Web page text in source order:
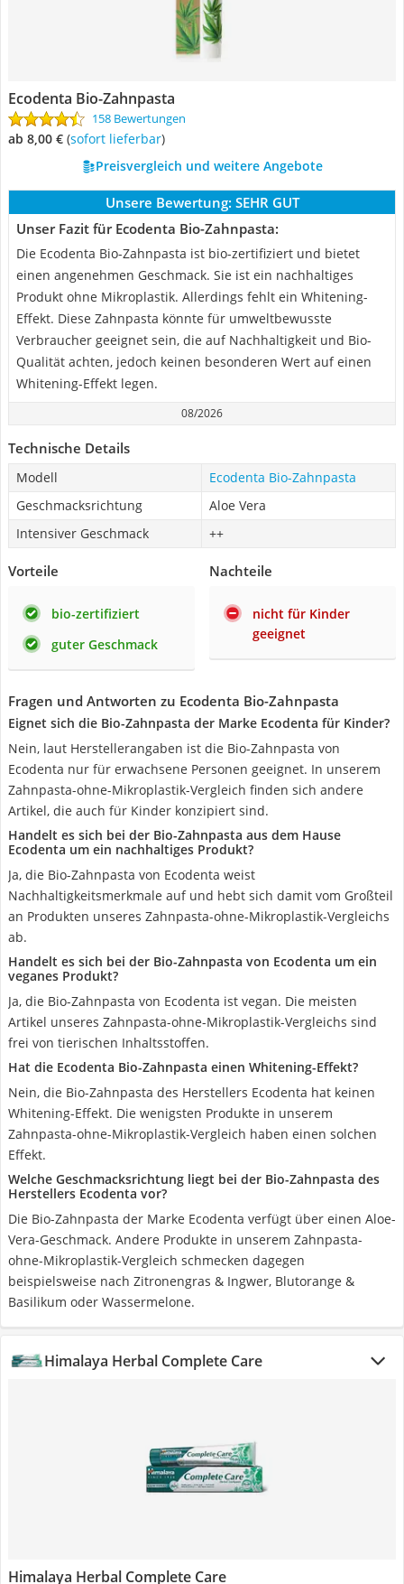
Ecodenta Bio-Zahnpasta
158 Bewertungen
ab 8,00 € ( Sofort lieferbar)
Preisvergleich und weitere Angebote
Unsere Bewertung: SEHR GUT
Unser Fazit für Ecodenta Bio-Zahnpasta:
Die Ecodenta Bio-Zahnpasta ist bio-zertifiziert und bietet
einen angenehmen Geschmack. Sie ist ein nachhaltiges
Produkt ohne Mikroplastik. Allerdings fehlt ein Whitening-
Effekt. Diese Zahnpasta könnte für umweltbewusste
Verbraucher geeignet sein, die auf Nachhaltigkeit und Bio-
Qualität achten, jedoch keinen besonderen Wert auf einen
Whitening-Effekt legen.
08/2026
Technische Details
Modell
Ecodenta Bio-Zahnpasta
Geschmacksrichtung
Aloe Vera
Intensiver Geschmack
++
Vorteile
bio-zertifiziert
guter Geschmack
Nachteile
nicht für Kinder
geeignet
Fragen und Antworten zu Ecodenta Bio-Zahnpasta
Eignet sich die Bio-Zahnpasta der Marke Ecodenta für Kinder?
Nein, laut Herstellerangaben ist die Bio-Zahnpasta von
Ecodenta nur für erwachsene Personen geeignet. In unserem
Zahnpasta-ohne-Mikroplastik-Vergleich finden sich andere
Artikel, die auch für Kinder konzipiert sind.
Handelt es sich bei der Bio-Zahnpasta aus dem Hause
Ecodenta um ein nachhaltiges Produkt?
Ja, die Bio-Zahnpasta von Ecodenta weist
Nachhaltigkeitsmerkmale auf und hebt sich damit vom Großteil
an Produkten unseres Zahnpasta-ohne-Mikroplastik-Vergleichs
ab.
Handelt es sich bei der Bio-Zahnpasta von Ecodenta um ein
veganes Produkt?
Ja, die Bio-Zahnpasta von Ecodenta ist vegan. Die meisten
Artikel unseres Zahnpasta-ohne-Mikroplastik-Vergleichs sind
frei von tierischen Inhaltsstoffen.
Hat die Ecodenta Bio-Zahnpasta einen Whitening-Effekt?
Nein, die Bio-Zahnpasta des Herstellers Ecodenta hat keinen
Whitening-Effekt. Die wenigsten Produkte in unserem
Zahnpasta-ohne-Mikroplastik-Vergleich haben einen solchen
Effekt.
Welche Geschmacksrichtung liegt bei der Bio-Zahnpasta des
Herstellers Ecodenta vor?
Die Bio-Zahnpasta der Marke Ecodenta verfügt über einen Aloe-
Vera-Geschmack. Andere Produkte in unserem Zahnpasta-
ohne-Mikroplastik-Vergleich schmecken dagegen
beispielsweise nach Zitronengras & Ingwer, Blutorange &
Basilikum oder Wassermelone.
Himalaya Herbal Complete Care
Himalaya Herbal Complete Care